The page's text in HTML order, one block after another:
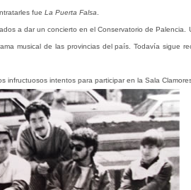
fue La Puerta Falsa
a dar un concierto en el Conservatorio de
musical de las provincias del país. Todavía sigue
infructuosos intentos para participar en la Sala